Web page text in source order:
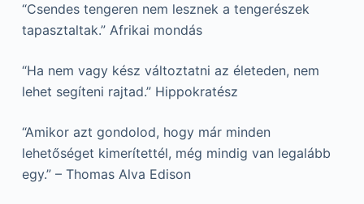
“Csendes tengeren nem lesznek a tengerészek
tapasztaltak.” Afrikai mondás
“Ha nem vagy kész változtatni az életeden, nem
lehet segíteni rajtad.” Hippokratész
“Amikor azt gondolod, hogy már minden
lehetőséget kimerítettél, még mindig van legalább
egy.” – Thomas Alva Edison